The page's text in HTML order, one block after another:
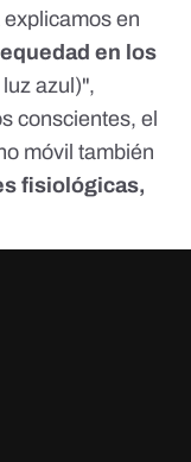
explicamos en
en los
luz azul )",
conscientes, el
móvil también
fisiológicas,